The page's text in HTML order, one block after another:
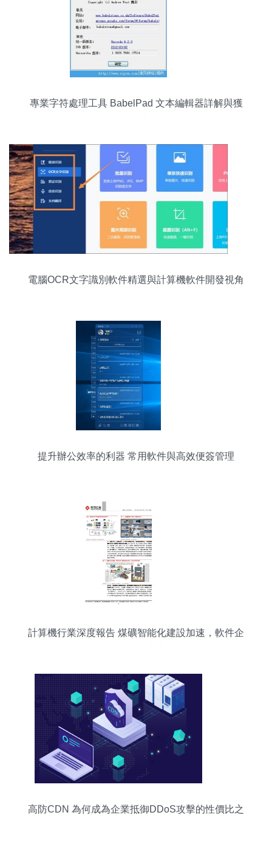
專業字符處理工具 BabelPad 文本編輯器詳解與獲
電腦OCR文字識別軟件精選與計算機軟件開發視角
提升辦公效率的利器 常用軟件與高效便簽管理
計算機行業深度報告 煤礦智能化建設加速，軟件企
高防CDN 為何成為企業抵御DDoS攻擊的性價比之